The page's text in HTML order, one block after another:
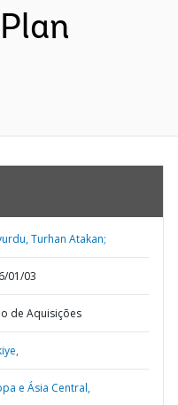
Turhan Atakan;
01/03
de Aquisições
e Ásia Central,